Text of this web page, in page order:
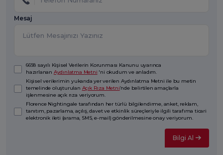
Mesaj
6698 sayılı Kişisel Verilerin Korunması Kanunu uyarınca
hazırlanan Aydınlatma Metni 'ni okudum ve anladım.
Kişisel verilerimin yukarıda yer verilen Aydınlatma Metni ile bu metin
temelinde oluşturulan Açık Rıza Metni’nde belirtilen amaçlarla
işlenmesine açık rıza veriyorum.
Florence Nightingale tarafından her türlü bilgilendirme, anket, reklam,
tanıtım, pazarlama, açılış, davet ve etkinlik süreçleriyle ilgili tarafıma ticari
elektronik ileti (arama, SMS, e-mail) gönderilmesine onay veriyorum.
Bilgi Al